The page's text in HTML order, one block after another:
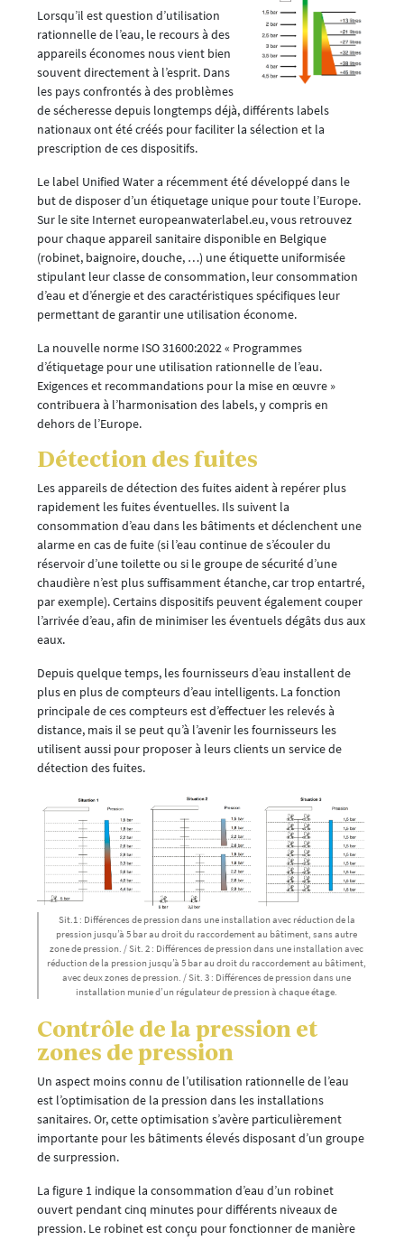
Lorsqu’il est question d’utilisation
rationnelle de l’eau, le recours à des
appareils économes nous vient bien
souvent directement à l’esprit. Dans
les pays confrontés à des problèmes
de sécheresse depuis longtemps déjà, différents labels
nationaux ont été créés pour faciliter la sélection et la
prescription de ces dispositifs.
Le label Unified Water a récemment été développé dans le
but de disposer d’un étiquetage unique pour toute l’Europe.
Sur le site Internet europeanwaterlabel.eu, vous retrouvez
pour chaque appareil sanitaire disponible en Belgique
(robinet, baignoire, douche, …) une étiquette uniformisée
stipulant leur classe de consommation, leur consommation
d’eau et d’énergie et des caractéristiques spécifiques leur
permettant de garantir une utilisation économe.
La nouvelle norme ISO 31600:2022 « Programmes
d’étiquetage pour une utilisation rationnelle de l’eau.
Exigences et recommandations pour la mise en œuvre »
contribuera à l’harmonisation des labels, y compris en
dehors de l’Europe.
Détection des fuites
Les appareils de détection des fuites aident à repérer plus
rapidement les fuites éventuelles. Ils suivent la
consommation d’eau dans les bâtiments et déclenchent une
alarme en cas de fuite (si l’eau continue de s’écouler du
réservoir d’une toilette ou si le groupe de sécurité d’une
chaudière n’est plus suffisamment étanche, car trop entartré,
par exemple). Certains dispositifs peuvent également couper
l’arrivée d’eau, afin de minimiser les éventuels dégâts dus aux
eaux.
Depuis quelque temps, les fournisseurs d’eau installent de
plus en plus de compteurs d’eau intelligents. La fonction
principale de ces compteurs est d’effectuer les relevés à
distance, mais il se peut qu’à l’avenir les fournisseurs les
utilisent aussi pour proposer à leurs clients un service de
détection des fuites.
Sit.1 : Différences de pression dans une installation avec réduction de la
pression jusqu’à 5 bar au droit du raccordement au bâtiment, sans autre
zone de pression. / Sit. 2 : Différences de pression dans une installation avec
réduction de la pression jusqu’à 5 bar au droit du raccordement au bâtiment,
avec deux zones de pression. / Sit. 3 : Différences de pression dans une
installation munie d’un régulateur de pression à chaque étage.
Contrôle de la pression et
zones de pression
Un aspect moins connu de l’utilisation rationnelle de l’eau
est l’optimisation de la pression dans les installations
sanitaires. Or, cette optimisation s’avère particulièrement
importante pour les bâtiments élevés disposant d’un groupe
de surpression.
La figure 1 indique la consommation d’eau d’un robinet
ouvert pendant cinq minutes pour différents niveaux de
pression. Le robinet est conçu pour fonctionner de manière